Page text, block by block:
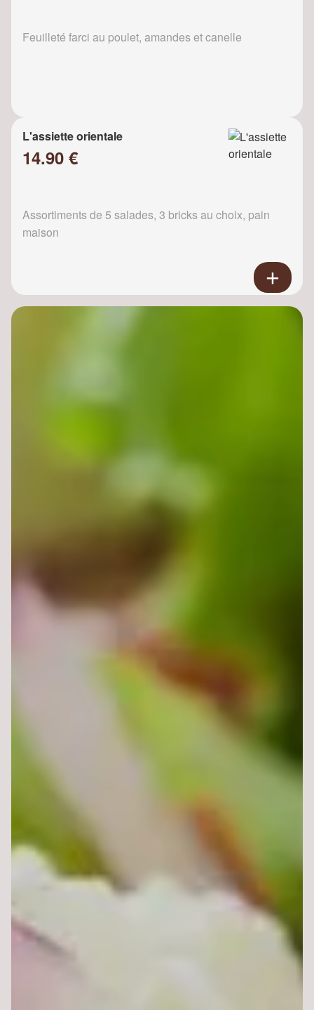
Feuilleté farci au poulet, amandes et canelle
L'assiette orientale
14.90 €
Assortiments de 5 salades, 3 bricks au choix, pain
maison